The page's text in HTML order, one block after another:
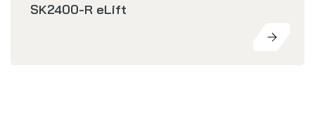
SK2400-R eLift